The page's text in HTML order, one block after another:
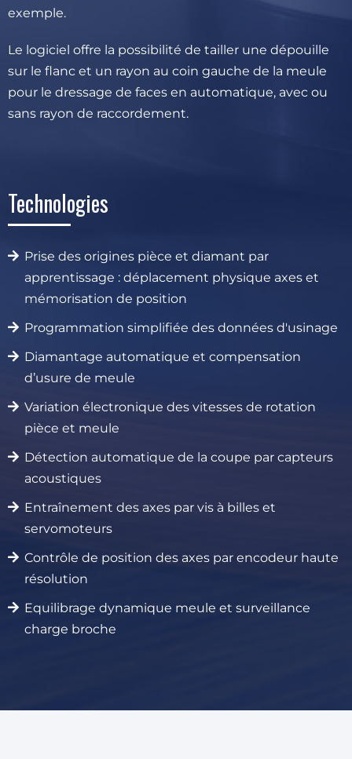
exemple.
Le logiciel offre la possibilité de tailler une dépouille
sur le flanc et un rayon au coin gauche de la meule
pour le dressage de faces en automatique, avec ou
sans rayon de raccordement.
Technologies
Prise des origines pièce et diamant par
apprentissage : déplacement physique axes et
mémorisation de position
Programmation simplifiée des données d'usinage
Diamantage automatique et compensation
d’usure de meule
Variation électronique des vitesses de rotation
pièce et meule
Détection automatique de la coupe par capteurs
acoustiques
Entraînement des axes par vis à billes et
servomoteurs
Contrôle de position des axes par encodeur haute
résolution
Equilibrage dynamique meule et surveillance
charge broche